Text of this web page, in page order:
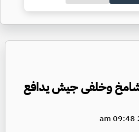
شامخ وخلفى جيش يدافع